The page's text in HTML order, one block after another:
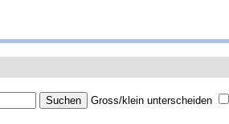
Gross/klein unterscheiden